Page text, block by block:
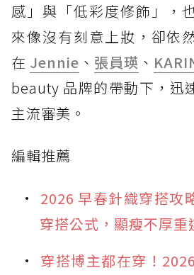
感」與「低彩度修飾」，
來像沒有刻意上妝，卻依
在 Jennie 、 張員瑛 、
beauty 品牌的帶動下，迅
主流審美。
編輯推薦
2026 早春針織穿搭攻
穿搭公式，顯瘦不厚重
穿搭博主都在穿！